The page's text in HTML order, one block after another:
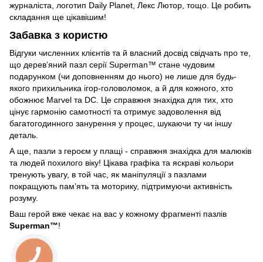
журналіста, логотип Daily Planet, Лекс Лютор, тощо. Це робить
складання ще цікавішим!
Забавка з користю
Відгуки численних клієнтів та й власний досвід свідчать про те,
що дерев’яний пазл серії Superman™ стане чудовим
подарунком (чи доповненням до нього) не лише для будь-
якого прихильника ігор-головоломок, а й для кожного, хто
обожнює Marvel та DC. Це справжня знахідка для тих, хто
цінує гармонію самотності та отримує задоволення від
багатогодинного занурення у процес, шукаючи ту чи іншу
деталь.
А ще, пазли з героєм у плащі - справжня знахідка для малюків
та людей похилого віку! Цікава графіка та яскраві кольори
тренують увагу, в той час, як маніпуляції з пазлами
покращують пам’ять та моторику, підтримуючи активність
розуму.
Ваш герой вже чекає на вас у кожному фрагменті пазлів
Superman™!